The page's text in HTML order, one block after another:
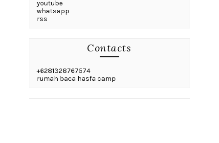
youtube
whatsapp
rss
Contacts
+6281328767574
rumah baca hasfa camp